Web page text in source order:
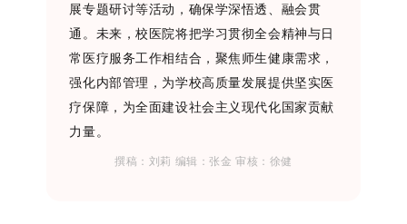
展专题研讨等活动，确保学深悟透、融会贯
通。未来，校医院将把学习贯彻全会精神与日
常医疗服务工作相结合，聚焦师生健康需求，
强化内部管理，为学校高质量发展提供坚实医
疗保障，为全面建设社会主义现代化国家贡献
力量。
撰稿：刘莉 编辑：张金 审核：徐健